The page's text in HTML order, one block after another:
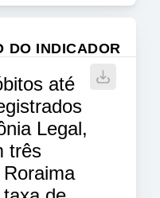
DO INDICADOR
até
Legal,
três